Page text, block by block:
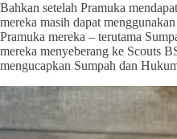
Bahkan setelah Pramuka
mereka masih dapat
Pramuka mereka – terutama
mereka menyeberang ke Scouts
mengucapkan Sumpah dan